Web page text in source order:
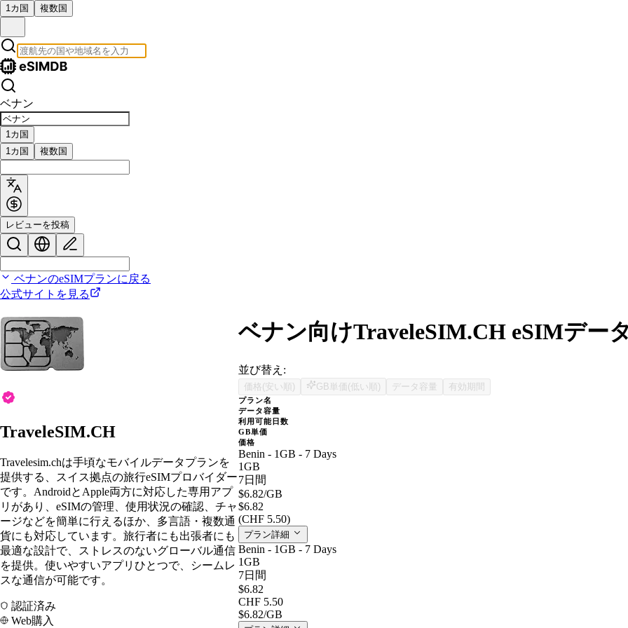
1カ国 複数国
ベナン
1カ国
1カ国
複数国
レビューを投稿
ベナンのeSIMプランに戻る
公式サイトを見る
TraveleSIM.CH
Travelesim.chは手頃なモバイルデータプランを
提供する、スイス拠点の旅行eSIMプロバイダー
です。AndroidとApple両方に対応した専用アプ
リがあり、eSIMの管理、使用状況の確認、チャ
ージなどを簡単に行えるほか、多言語・複数通
貨にも対応しています。旅行者にも出張者にも
最適な設計で、ストレスのないグローバル通信
を提供。使いやすいアプリひとつで、シームレ
スな通信が可能です。
認証済み
Web購入
ベナン向けTraveleSIM.CH eSIMデー
並び替え:
価格(安い順) GB単価(低い順) データ容量 有効期間
プラン名
データ容量
利用可能日数
GB単価
価格
Benin - 1GB - 7 Days
1GB
7日間
$6.82/GB
$6.82
(CHF 5.50)
プラン詳細
Benin - 1GB - 7 Days
1GB
7日間
$6.82
CHF 5.50
$6.82/GB